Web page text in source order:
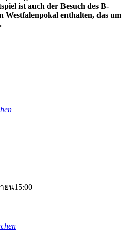
ist auch der Besuch des B-
Westfalenpokal enthalten, das um
ยน15:00